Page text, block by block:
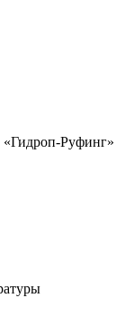
«Гидроп-Руфинг»